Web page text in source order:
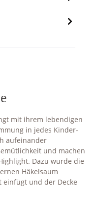
mit ihrem lebendigen
in jedes Kinder-
aufeinander
und machen
Dazu wurde die
Häkelsaum
und der Decke